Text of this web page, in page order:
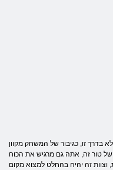
בדרך זו, כגיבור של המשחק מקוון
של טור זה, אתה גם מרגיש את הכוח
וצוות זה יהיה בהחלט למצוא מקום